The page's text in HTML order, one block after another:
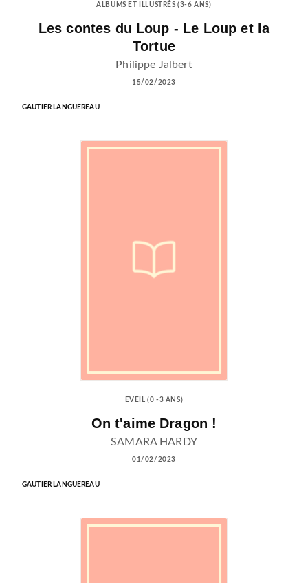
ALBUMS ET ILLUSTRÉS (3-6 ANS)
Les contes du Loup - Le Loup et la
Tortue
Philippe Jalbert
15/02/2023
GAUTIER LANGUEREAU
EVEIL (0 -3 ANS)
On t'aime Dragon !
SAMARA HARDY
01/02/2023
GAUTIER LANGUEREAU